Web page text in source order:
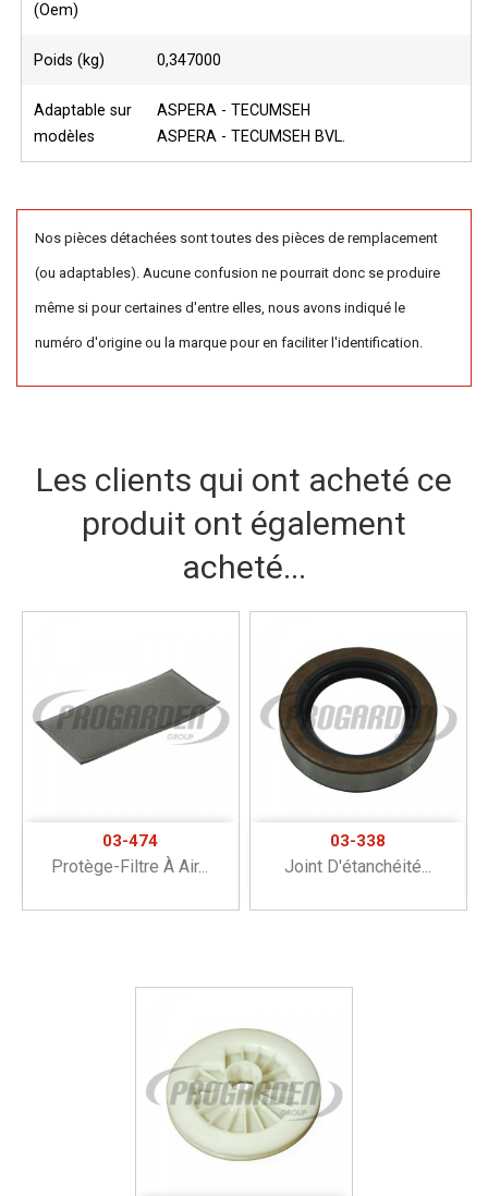
(Oem)
Poids (kg) 0,347000
Adaptable sur
modèles
ASPERA - TECUMSEH
ASPERA - TECUMSEH BVL.
Nos pièces détachées sont toutes des pièces de remplacement
(ou adaptables). Aucune confusion ne pourrait donc se produire
même si pour certaines d'entre elles, nous avons indiqué le
numéro d'origine ou la marque pour en faciliter l'identification.
Les clients qui ont acheté ce
produit ont également
acheté...
03-474
Protège-Filtre À Air...
03-338
Joint D'étanchéité...